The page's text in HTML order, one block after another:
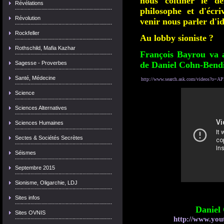
Révélations
Révolution
Rockfeller
Rothschild, Mafia Kazhar
Sagesse - Proverbes
Santé, Médecine
Science
Sciences Alternatives
Sciences Humaines
Sectes & Sociétés Secrètes
Séismes
Septembre 2015
Sionisme, Oligarchie, LDJ
Sites infos
Sites OVNIS
philosophe et
venir nous parler
Au lobby sioniste ?
François Bayrou va
de Daniel Cohn-
http://www.search.ask.com/
Daniel
http://